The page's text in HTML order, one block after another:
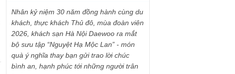
Nhân kỷ niệm 30 năm đồng hành cùng du
khách, thực khách Thủ đô, mùa đoàn viên
2026, khách sạn Hà Nội Daewoo ra mắt
bộ sưu tập “Nguyệt Hạ Mộc Lan” - món
quà ý nghĩa thay bạn gửi trao lời chúc
bình an, hạnh phúc tới những người trân